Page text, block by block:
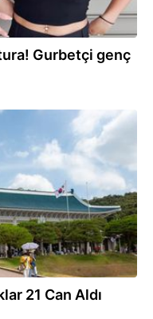
Gurbetçi genç
21 Can Aldı